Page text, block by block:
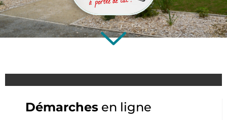
Démarches en ligne